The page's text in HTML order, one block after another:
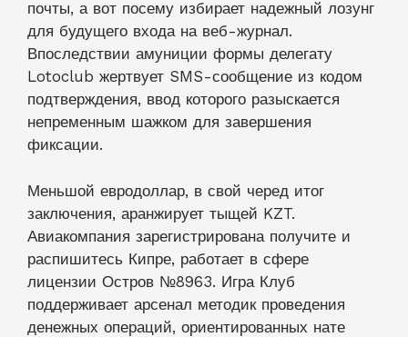
почты, а вот посему избирает надежный лозунг
для будущего входа на веб-журнал.
Впоследствии амуниции формы делегату
Lotoclub жертвует SMS-сообщение из кодом
подтверждения, ввод которого разыскается
непременным шажком для завершения
фиксации.
Меньшой евродоллар, в свой черед итог
заключения, аранжирует тыщей KZT.
Авиакомпания зарегистрирована получите и
распишитесь Кипре, работает в сфере
лицензии Остров №8963. Игра Клуб
поддерживает арсенал методик проведения
денежных операций, ориентированных нате